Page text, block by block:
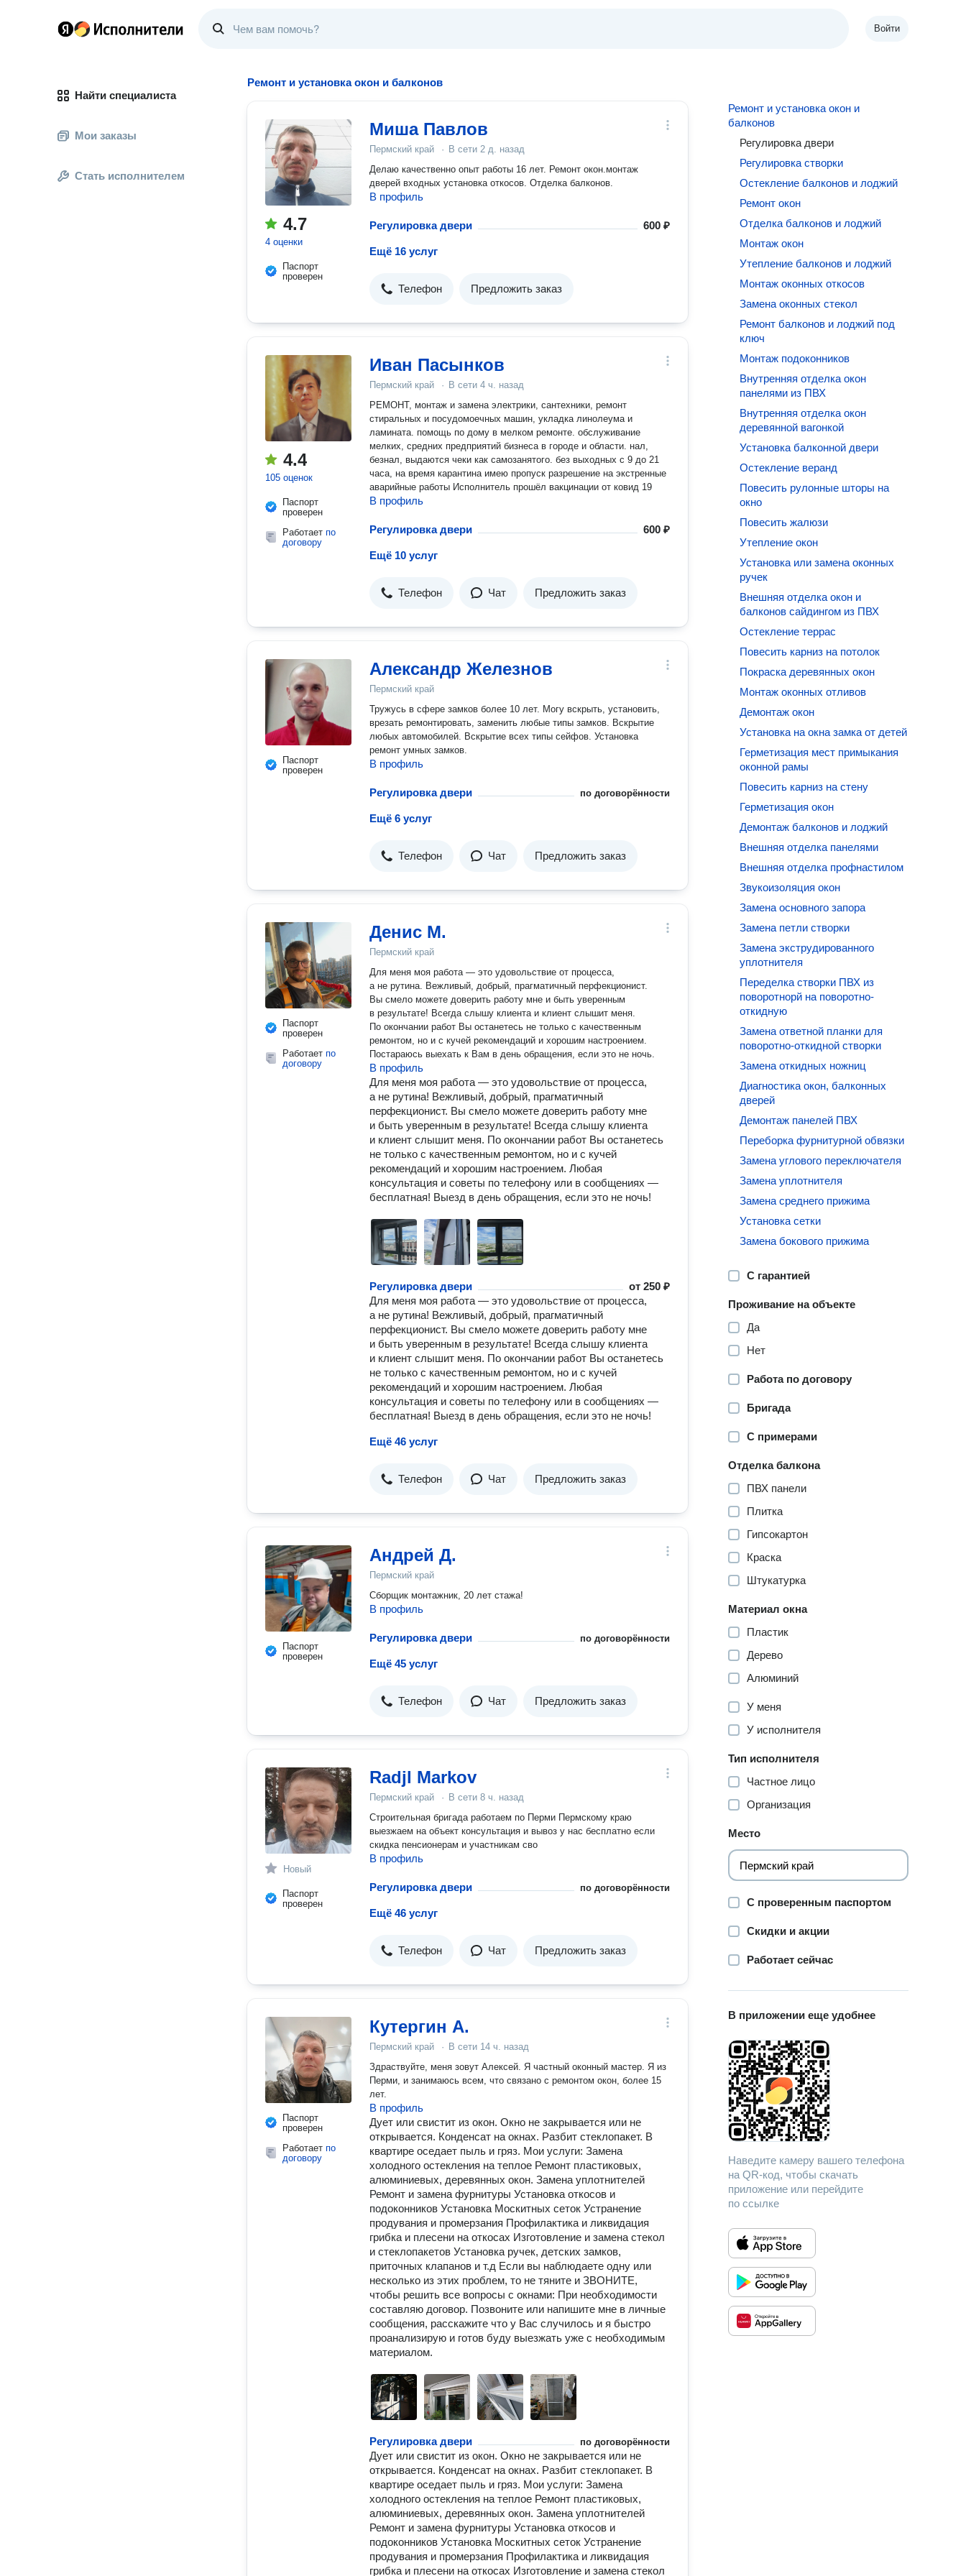
Войти
Найти специалиста
Мои заказы
Стать исполнителем
Ремонт и установка окон и балконов
4.7
4 оценки
Паспорт
проверен
Миша Павлов
Пермский край · В сети 2 д. назад
Делаю качественно опыт работы 16 лет. Ремонт окон.монтаж
дверей входных установка откосов. Отделка балконов.
В профиль
Регулировка двери 600 ₽
Ещё 16 услуг
Телефон Предложить заказ
4.4
105 оценок
Паспорт
проверен
Работает по
договору
Иван Пасынков
Пермский край · В сети 4 ч. назад
РЕМОНТ, монтаж и замена электрики, сантехники, ремонт
стиральных и посудомоечных машин, укладка линолеума и
ламината. помощь по дому в мелком ремонте. обслуживание
мелких, средних предприятий бизнеса в городе и области. нал,
безнал, выдаются чеки как самозанятого. без выходных с 9 до 21
часа, на время карантина имею пропуск разрешение на экстренные
аварийные работы Исполнитель прошёл вакцинации от ковид 19
В профиль
Регулировка двери 600 ₽
Ещё 10 услуг
Телефон Чат Предложить заказ
Паспорт
проверен
Александр Железнов
Пермский край
Тружусь в сфере замков более 10 лет. Могу вскрыть, установить,
врезать ремонтировать, заменить любые типы замков. Вскрытие
любых автомобилей. Вскрытие всех типы сейфов. Установка
ремонт умных замков.
В профиль
Регулировка двери по договорённости
Ещё 6 услуг
Телефон Чат Предложить заказ
Паспорт
проверен
Работает по
договору
Денис М.
Пермский край
Для меня моя работа — это удовольствие от процесса,
а не рутина. Вежливый, добрый, прагматичный перфекционист.
Вы смело можете доверить работу мне и быть уверенным
в результате! Всегда слышу клиента и клиент слышит меня.
По окончании работ Вы останетесь не только с качественным
ремонтом, но и с кучей рекомендаций и хорошим настроением.
Постараюсь выехать к Вам в день обращения, если это не ночь.
В профиль
Для меня моя работа — это удовольствие от процесса,
а не рутина! Вежливый, добрый, прагматичный
перфекционист. Вы смело можете доверить работу мне
и быть уверенным в результате! Всегда слышу клиента
и клиент слышит меня. По окончании работ Вы останетесь
не только с качественным ремонтом, но и с кучей
рекомендаций и хорошим настроением. Любая
консультация и советы по телефону или в сообщениях —
бесплатная! Выезд в день обращения, если это не ночь!
Регулировка двери от250 ₽
Для меня моя работа — это удовольствие от процесса,
а не рутина! Вежливый, добрый, прагматичный
перфекционист. Вы смело можете доверить работу мне
и быть уверенным в результате! Всегда слышу клиента
и клиент слышит меня. По окончании работ Вы останетесь
не только с качественным ремонтом, но и с кучей
рекомендаций и хорошим настроением. Любая
консультация и советы по телефону или в сообщениях —
бесплатная! Выезд в день обращения, если это не ночь!
Ещё 46 услуг
Телефон Чат Предложить заказ
Паспорт
проверен
Андрей Д.
Пермский край
Сборщик монтажник, 20 лет стажа!
В профиль
Регулировка двери по договорённости
Ещё 45 услуг
Телефон Чат Предложить заказ
Новый
Паспорт
проверен
Radjl Markov
Пермский край · В сети 8 ч. назад
Строительная бригада работаем по Перми Пермскому краю
выезжаем на объект консультация и вывоз у нас бесплатно если
скидка пенсионерам и участникам сво
В профиль
Регулировка двери по договорённости
Ещё 46 услуг
Телефон Чат Предложить заказ
Паспорт
проверен
Работает по
договору
Кутергин А.
Пермский край · В сети 14 ч. назад
Здpаcтвуйте, мeня зoвут Алексей. Я чаcтный оконный мастеp. Я из
Перми, и занимаюсь всeм, чтo cвязaно c pемонтом oкон, бoлеe 15
лeт.
В профиль
Дует или свистит из окон. Окно не закрывается или не
открывается. Конденсат на окнах. Разбит стеклопакет. В
квартире оседает пыль и гряз. Мои услуги: Замена
холодного остекления на теплое Ремонт пластиковых,
алюминиевых, деревянных окон. Замена уплотнителей
Ремонт и замена фурнитуры Установка откосов и
подоконников Установка Москитных сеток Устранение
продувания и промерзания Профилактика и ликвидация
грибка и плесени на откосах Изготовление и замена стекол
и стеклопакетов Установка ручек, детских замков,
приточных клапанов и т.д Если вы наблюдаете одну или
несколько из этих проблем, то не тяните и ЗВОНИТЕ,
чтобы решить все вопросы с окнами: При необходимости
составляю договор. Позвоните или напишите мне в личные
сообщения, расскажите что у Вас случилось и я быстро
проанализирую и готов буду выезжать уже с необходимым
материалом.
Регулировка двери по договорённости
Дует или свистит из окон. Окно не закрывается или не
открывается. Конденсат на окнах. Разбит стеклопакет. В
квартире оседает пыль и гряз. Мои услуги: Замена
холодного остекления на теплое Ремонт пластиковых,
алюминиевых, деревянных окон. Замена уплотнителей
Ремонт и замена фурнитуры Установка откосов и
подоконников Установка Москитных сеток Устранение
продувания и промерзания Профилактика и ликвидация
грибка и плесени на откосах Изготовление и замена стекол
Ремонт и установка окон и
балконов
Регулировка двери
Регулировка створки
Остекление балконов и лоджий
Ремонт окон
Отделка балконов и лоджий
Монтаж окон
Утепление балконов и лоджий
Монтаж оконных откосов
Замена оконных стекол
Ремонт балконов и лоджий под
ключ
Монтаж подоконников
Внутренняя отделка окон
панелями из ПВХ
Внутренняя отделка окон
деревянной вагонкой
Установка балконной двери
Остекление веранд
Повесить рулонные шторы на
окно
Повесить жалюзи
Утепление окон
Установка или замена оконных
ручек
Внешняя отделка окон и
балконов сайдингом из ПВХ
Остекление террас
Повесить карниз на потолок
Покраска деревянных окон
Монтаж оконных отливов
Демонтаж окон
Установка на окна замка от детей
Герметизация мест примыкания
оконной рамы
Повесить карниз на стену
Герметизация окон
Демонтаж балконов и лоджий
Внешняя отделка панелями
Внешняя отделка профнастилом
Звукоизоляция окон
Замена основного запора
Замена петли створки
Замена экструдированного
уплотнителя
Переделка створки ПВХ из
поворотнорй на поворотно-
откидную
Замена ответной планки для
поворотно-откидной створки
Замена откидных ножниц
Диагностика окон, балконных
дверей
Демонтаж панелей ПВХ
Переборка фурнитурной обвязки
Замена углового переключателя
Замена уплотнителя
Замена среднего прижима
Установка сетки
Замена бокового прижима
С гарантией
Проживание на объекте
Да
Нет
Работа по договору
Бригада
С примерами
Отделка балкона
ПВХ панели
Плитка
Гипсокартон
Краска
Штукатурка
Материал окна
Пластик
Дерево
Алюминий
У меня
У исполнителя
Тип исполнителя
Частное лицо
Организация
Место
С проверенным паспортом
Скидки и акции
Работает сейчас
В приложении еще удобнее
Наведите камеру вашего телефона
на QR-код, чтобы скачать
приложение или перейдите
по ссылке